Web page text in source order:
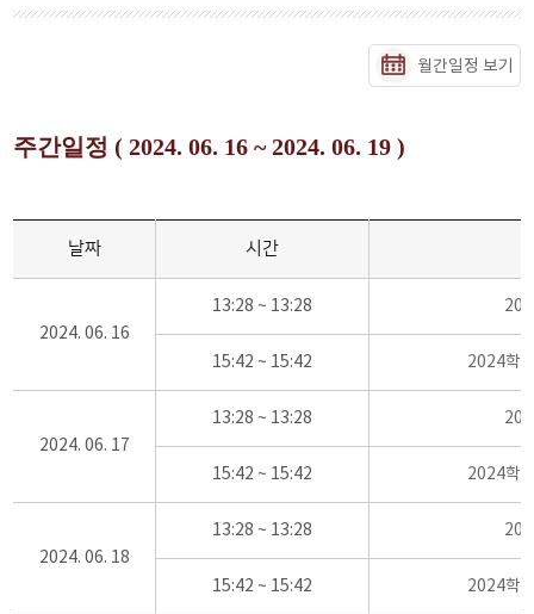
월간일정 보기
주간일정 ( 2024. 06. 16 ~ 2024. 06. 19 )
날짜 시간
2024. 06. 16
13:28 ~ 13:28
15:42 ~ 15:42 2024학
2024. 06. 17
13:28 ~ 13:28
15:42 ~ 15:42 2024학
2024. 06. 18
13:28 ~ 13:28
15:42 ~ 15:42 2024학